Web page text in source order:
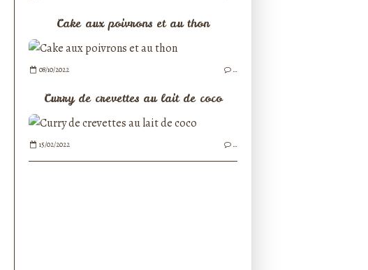
Cake aux poivrons et au thon
08/10/2022 …
Curry de crevettes au lait de coco
15/02/2022 …